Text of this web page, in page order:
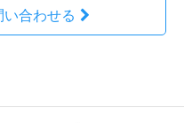
い合わせる